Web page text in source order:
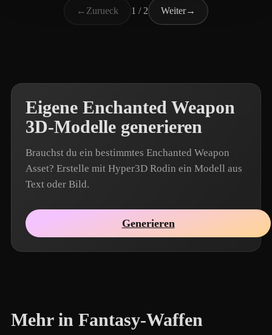
← Zurueck 1 / 2 Weiter→
Eigene Enchanted Weapon
3D-Modelle generieren
Brauchst du ein bestimmtes Enchanted Weapon
Asset? Erstelle mit Hyper3D Rodin ein Modell aus
Text oder Bild.
Generieren
Mehr in Fantasy-Waffen